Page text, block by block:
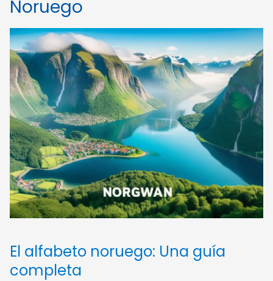
Noruego
El alfabeto noruego: Una guía
completa